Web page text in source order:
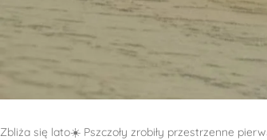
Zbliża się lato☀️ Pszczoły zrobiły przestrzenne